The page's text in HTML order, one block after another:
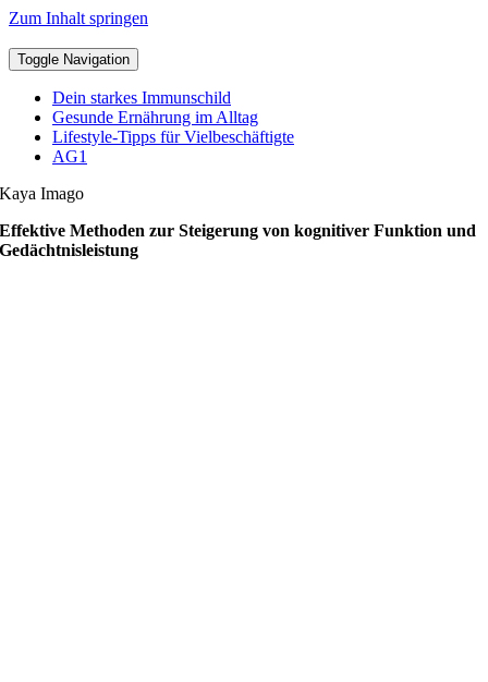
Zum Inhalt springen
Toggle Navigation
Dein starkes Immunschild
Gesunde Ernährung im Alltag
Lifestyle-Tipps für Vielbeschäftigte
AG1
Kaya Imago
Effektive Methoden zur Steigerung von kognitiver Funktion und
Gedächtnisleistung